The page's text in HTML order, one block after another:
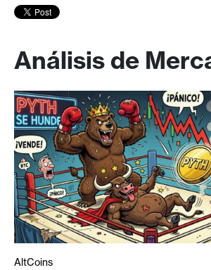
Análisis de
AltCoins